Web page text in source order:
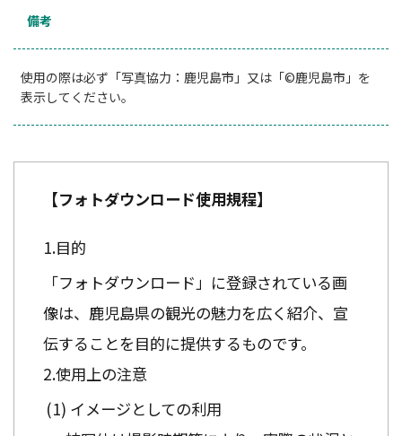
備考
使用の際は必ず「写真協力：鹿児島市」又は「©鹿児島市」を
表示してください。
【フォトダウンロード使用規程】
目的
「フォトダウンロード」に登録されている画
像は、鹿児島県の観光の魅力を広く紹介、宣
伝することを目的に提供するものです。
使用上の注意
イメージとしての利用